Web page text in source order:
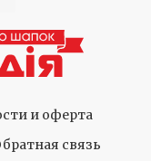
и оферта
связь